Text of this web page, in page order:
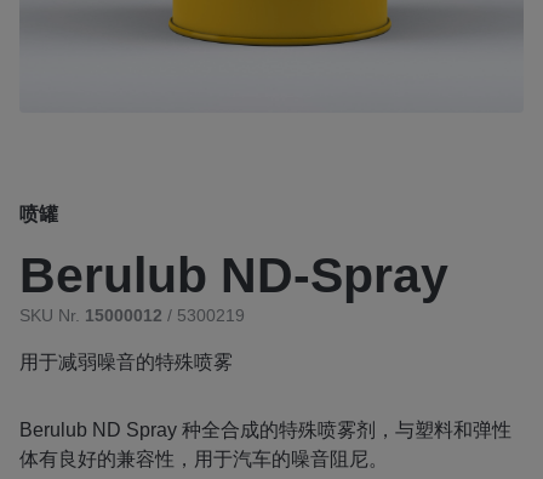
喷罐
Berulub ND-Spray
SKU Nr. 15000012 / 5300219
用于减弱噪音的特殊喷雾
Berulub ND Spray 种全合成的特殊喷雾剂，与塑料和弹性
体有良好的兼容性，用于汽车的噪音阻尼。